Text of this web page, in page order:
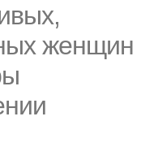
женщин